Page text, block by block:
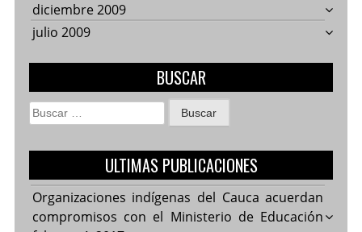
diciembre 2009
julio 2009
BUSCAR
Buscar:
ULTIMAS PUBLICACIONES
Organizaciones indígenas del Cauca acuerdan
compromisos con el Ministerio de Educación